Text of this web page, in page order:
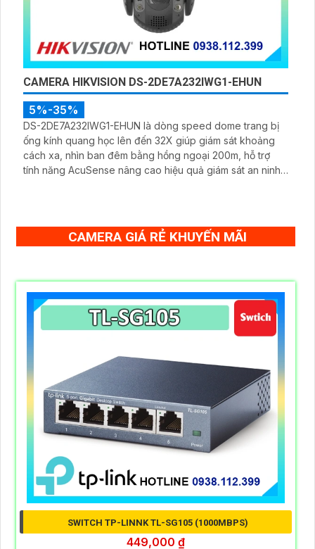
CAMERA HIKVISION DS-2DE7A232IWG1-EHUN
5%-35%
DS-2DE7A232IWG1-EHUN là dòng speed dome trang bị
ống kính quang học lên đến 32X giúp giám sát khoảng
cách xa, nhìn ban đêm bằng hồng ngoại 200m, hỗ trợ
tính năng AcuSense nâng cao hiệu quả giám sát an ninh,
CAMERA GIÁ RẺ KHUYẾN MÃI
SWITCH TP-LINNK TL-SG105 (1000MBPS)
449,000 ₫